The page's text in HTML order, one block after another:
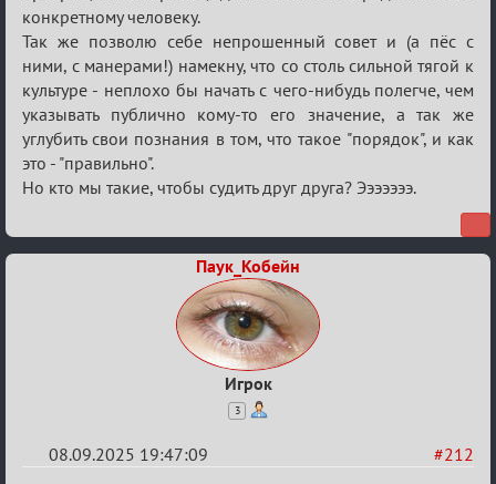
конкретному человеку.
Так же позволю себе непрошенный совет и (а пёс с
ними, с манерами!) намекну, что со столь сильной тягой к
культуре - неплохо бы начать с чего-нибудь полегче, чем
указывать публично кому-то его значение, а так же
углубить свои познания в том, что такое "порядок", и как
это - "правильно".
Но кто мы такие, чтобы судить друг друга? Эээээээ.
Паук_Кобейн
Игрок
3
#212
08.09.2025 19:47:09